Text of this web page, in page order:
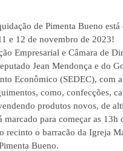
de Pimenta Bueno
e 12 de novembro de 2023!
Empresarial e Câmara de
Jean Mendonça e do
Econômico (SEDEC), com
como, confecções,
produtos novos, de
marcado para começar as
recinto o barracão da Igreja
Bueno.